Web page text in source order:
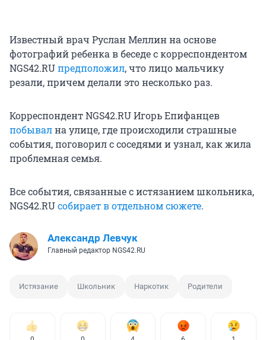
Известный врач Руслан Меллин на основе
фотографий ребенка в беседе с корреспондентом
NGS42.RUпредположил, что лицо мальчику
резали, причем делали это несколько раз.
Корреспондент NGS42.RU Игорь Епифанцев
побывална улице, где происходили страшные
события, поговорил с соседями и узнал, как жила
проблемная семья.
Все события, связанные с истязанием школьника,
NGS42.RUсобирает в отдельном сюжете.
Александр Левчук
Главный редактор NGS42.RU
Истязание Школьник Наркотик Родители